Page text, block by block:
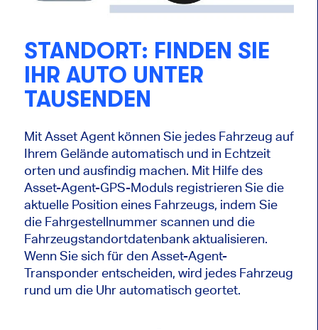
STANDORT: FINDEN SIE
IHR AUTO UNTER
TAUSENDEN
Mit Asset Agent können Sie jedes Fahrzeug auf
Ihrem Gelände automatisch und in Echtzeit
orten und ausfindig machen. Mit Hilfe des
Asset-Agent-GPS-Moduls registrieren Sie die
aktuelle Position eines Fahrzeugs, indem Sie
die Fahrgestellnummer scannen und die
Fahrzeugstandortdatenbank aktualisieren.
Wenn Sie sich für den Asset-Agent-
Transponder entscheiden, wird jedes Fahrzeug
rund um die Uhr automatisch geortet.